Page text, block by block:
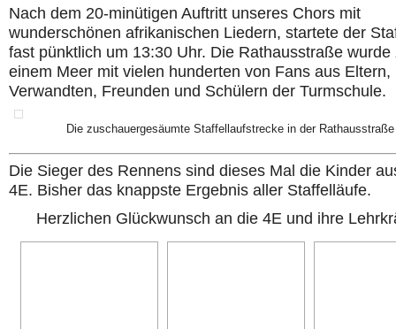
Nach dem 20-minütigen Auftritt unseres Chors mit
wunderschönen afrikanischen Liedern, startete der
fast pünktlich um 13:30 Uhr. Die Rathausstraße wurde
einem Meer mit vielen hunderten von Fans aus Eltern,
Verwandten, Freunden und Schülern der Turmschule.
Die zuschauergesäumte Staffellaufstrecke in der Rathausstraße
Die Sieger des Rennens sind dieses Mal die Kinder
4E. Bisher das knappste Ergebnis aller Staffelläufe.
Herzlichen Glückwunsch an die 4E und ihre